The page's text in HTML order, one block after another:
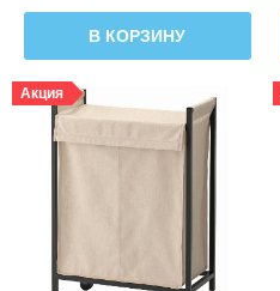
В КОРЗИНУ
Акция